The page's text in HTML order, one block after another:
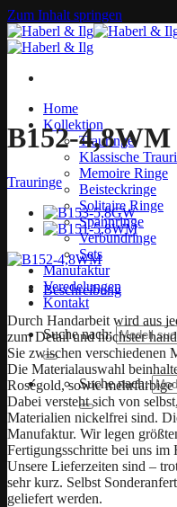
Zum Inhalt springen
Home
Kollektion
Trauringe
Klassische
Memoire Ringe
Beisteckringe
Solitaire Ringe
Spannringe
Verbundringe
Sets
Manufaktur
Veredelungen
Kontakt
Suche nach:
Suche nach:
B152-4,8WM
Trauringe
Beschreibung
Durch Handarbeit wird aus
zum Detail und höchster
Sie zwischen verschiedenen
Die Materialauswahl
Roségold, sowie
Dabei versteht sich von
Materialien nickelfrei sind.
Manufaktur. Wir legen
Fertigungsschritte bei uns im
Unsere Lieferzeiten sind –
sehr kurz. Selbst
geliefert werden.